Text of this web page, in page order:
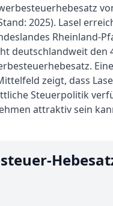
2025). Lasel
Rheinland-
deutschlandweit den
Eine
zeigt, dass
Steuerpolitik
attraktiv sein